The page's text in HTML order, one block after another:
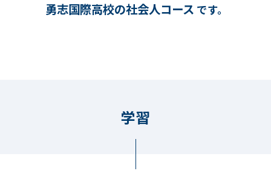
勇志国際高校の社会人コース です。
学習